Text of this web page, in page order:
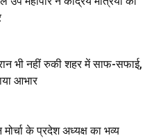
भी नहीं रुकी शहर में साफ-सफाई,
आभार
के प्रदेश अध्यक्ष का भव्य